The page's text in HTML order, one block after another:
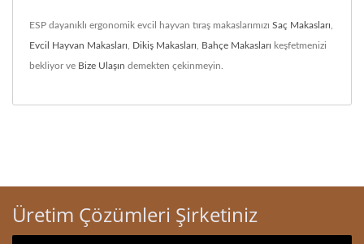
ESP dayanıklı ergonomik evcil hayvan tıraş makaslarımızı Saç Makasları
Evcil Hayvan Makasları Dikiş Makasları Bahçe Makasları keşfetmenizi
bekliyor ve Bize Ulaşın demekten çekinmeyin.
Üretim Çözümleri Şirketiniz